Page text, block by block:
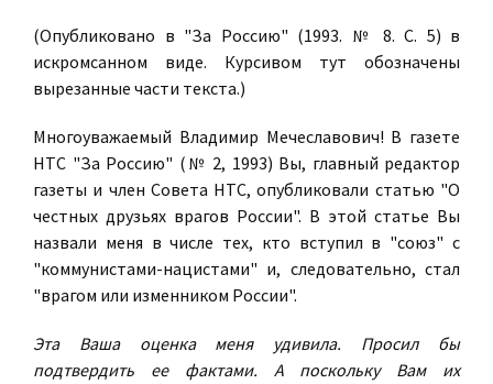
(Опубликовано в "За Россию" (1993. № 8. С. 5) в
искромсанном виде. Курсивом тут обозначены
вырезанные части текста.)
Многоуважаемый Владимир Мечеславович! В газете
НТС "За Россию" (№ 2, 1993) Вы, главный редактор
газеты и член Совета НТС, опубликовали статью "О
честных друзьях врагов России". В этой статье Вы
назвали меня в числе тех, кто вступил в "союз" с
"коммунистами-нацистами" и, следовательно, стал
"врагом или изменником России".
Эта Ваша оценка меня удивила. Просил бы
подтвердить ее фактами. А поскольку Вам их